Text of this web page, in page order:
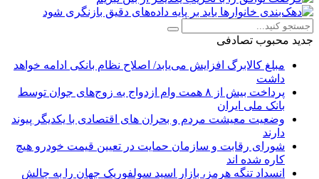
جدید محبوب تصادفی
مبلغ کالابرگ افزایش می‌یابد/ اصلاح نظام بانکی ادامه خواهد
داشت
پرداخت بیش از ۸ همت وام ازدواج به زوج‌های جوان توسط
بانک ملی ایران
وضعیت معیشت مردم و بحران های اقتصادی با یکدیگر پیوند
دارند
شورای رقابت و سازمان حمایت در تعیین قیمت خودرو هیچ
کاره شده اند
انسداد تنگه هرمز، بازار اسید سولفوریک جهان را به چالش